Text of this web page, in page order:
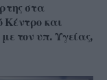
στα
Κέντρο και
τον υπ. Υγείας,